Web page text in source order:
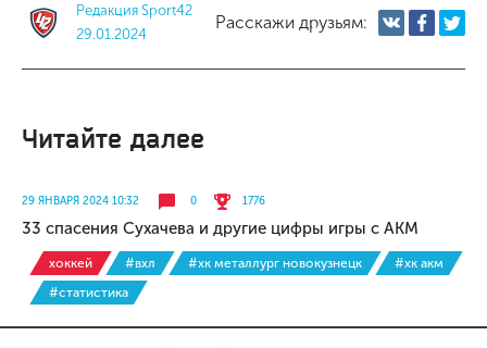
Редакция Sport42
29.01.2024
Расскажи друзьям:
Читайте далее
29 ЯНВАРЯ 2024 10:32 0 1776
33 спасения Сухачева и другие цифры игры с АКМ
хоккей #вхл #хк металлург новокузнецк
#хк акм
#статистика